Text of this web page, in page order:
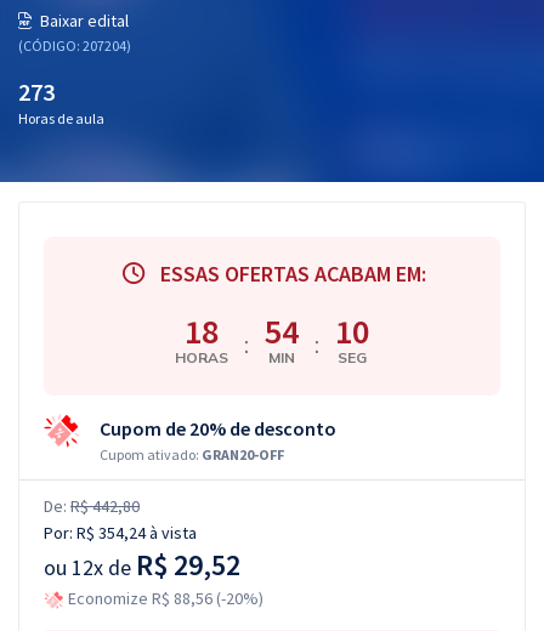
Conteúdo gratuito
Atendimento
Baixar edital
(CÓDIGO: 207204)
273
Horas de aula
ESSAS OFERTAS ACABAM EM:
18
HORAS : 54
MIN : 09
SEG
Cupom de 20% de desconto
Cupom ativado: GRAN20-OFF
De: R$ 442,80
Por: R$ 354,24à vista
ou 12x de R$ 29,52
Economize R$ 88,56 (-20%)